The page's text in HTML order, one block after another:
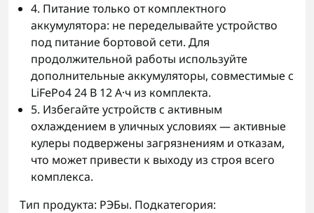
4. Питание только от комплектного
аккумулятора: не переделывайте устройство
под питание бортовой сети. Для
продолжительной работы используйте
дополнительные аккумуляторы, совместимые с
LiFePo4 24 В 12 А·ч из комплекта.
5. Избегайте устройств с активным
охлаждением в уличных условиях — активные
кулеры подвержены загрязнениям и отказам,
что может привести к выходу из строя всего
комплекса.
Тип продукта: РЭБы. Подкатегория: